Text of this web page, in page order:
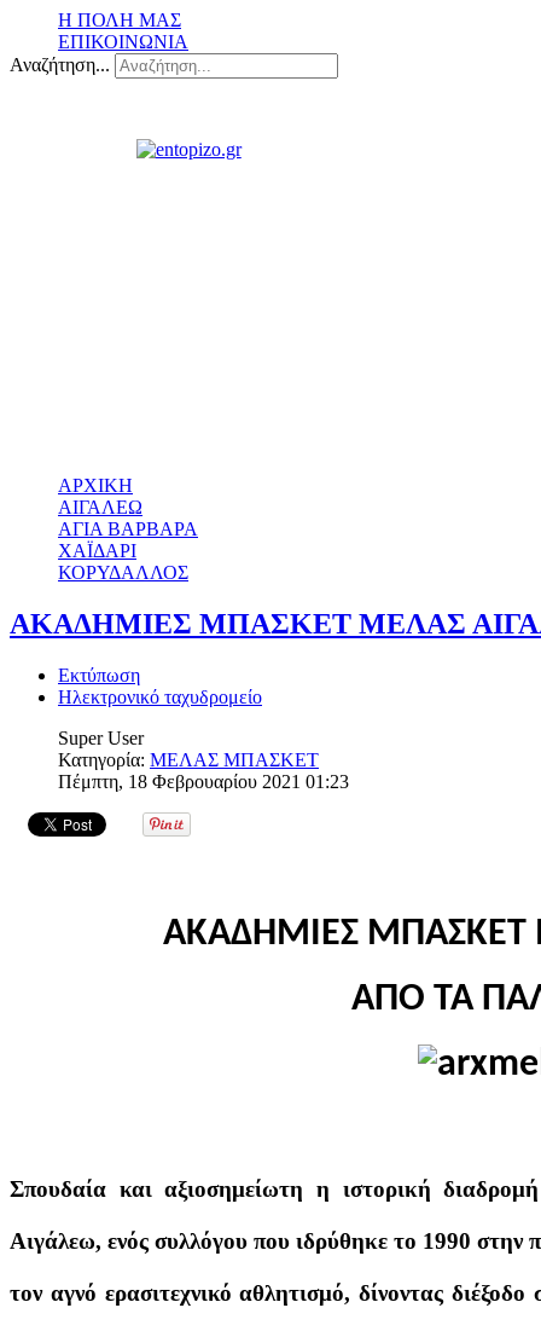
Η ΠΟΛΗ ΜΑΣ
ΕΠΙΚΟΙΝΩΝΙΑ
Αναζήτηση...
ΑΡΧΙΚΗ
ΑΙΓΑΛΕΩ
ΑΓΙΑ ΒΑΡΒΑΡΑ
ΧΑΪΔΑΡΙ
ΚΟΡΥΔΑΛΛΟΣ
ΑΚΑΔΗΜΙΕΣ ΜΠΑΣΚΕΤ ΜΕΛΑΣ
Εκτύπωση
Ηλεκτρονικό ταχυδρομείο
Super User
Κατηγορία: ΜΕΛΑΣ ΜΠΑΣΚΕΤ
Πέμπτη, 18 Φεβρουαρίου 2021 01:23
ΑΚΑΔΗΜΙΕΣ ΜΠΑΣΚΕΤ
ΑΠΟ ΤΑ
Σπουδαία και αξιοσημείωτη η ιστορική
Αιγάλεω, ενός συλλόγου που ιδρύθηκε το 1990 στην
τον αγνό ερασιτεχνικό αθλητισμό, δίνοντας